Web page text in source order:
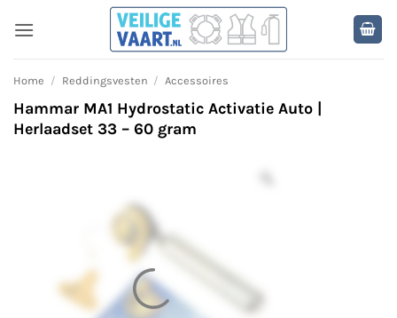
naar
inhoud
Home / Reddingsvesten / Accessoires
Hammar MA1 Hydrostatic Activatie Auto |
Herlaadset 33 – 60 gram